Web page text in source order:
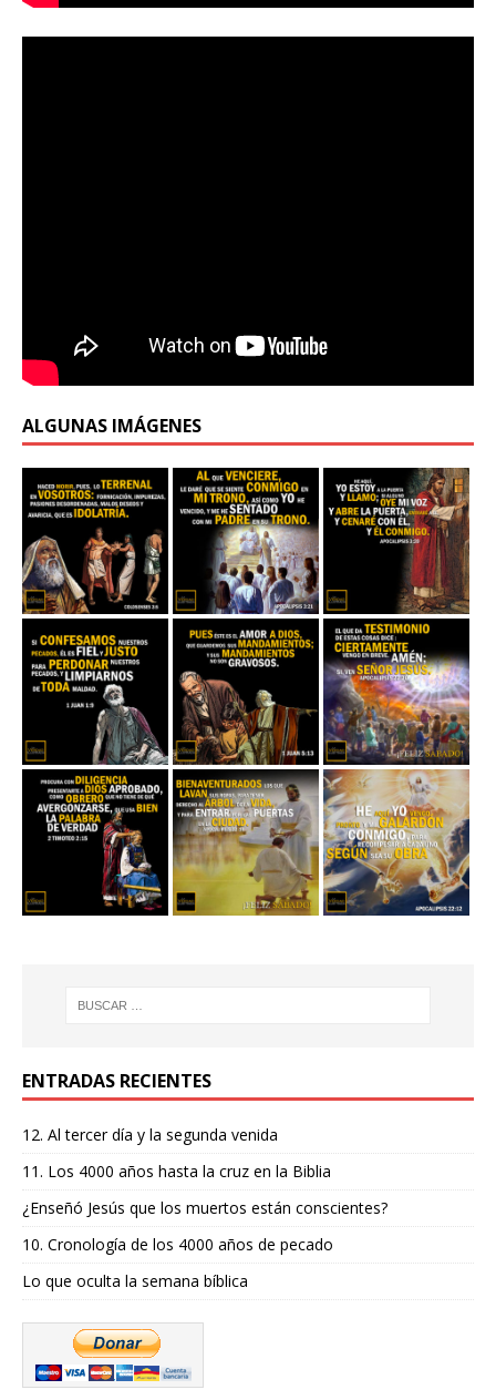
ALGUNAS IMÁGENES
ENTRADAS RECIENTES
12. Al tercer día y la segunda venida
11. Los 4000 años hasta la cruz en la Biblia
¿Enseñó Jesús que los muertos están conscientes?
10. Cronología de los 4000 años de pecado
Lo que oculta la semana bíblica